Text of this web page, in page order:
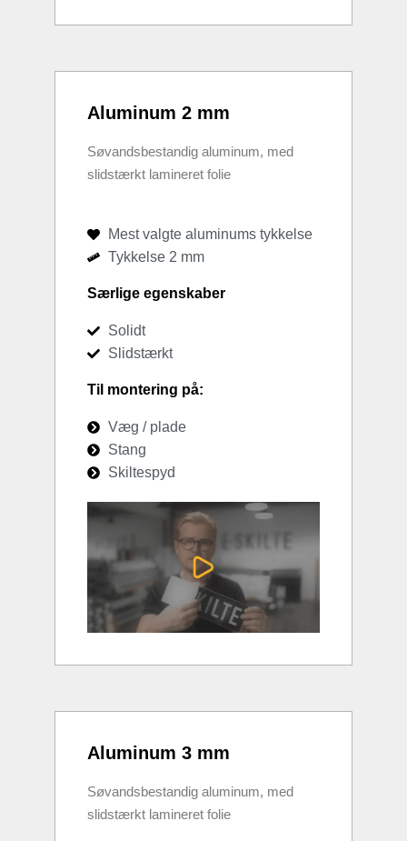
Aluminum 2 mm
Søvandsbestandig aluminum, med
slidstærkt lamineret folie
Mest valgte aluminums tykkelse
Tykkelse 2 mm
Særlige egenskaber
Solidt
Slidstærkt
Til montering på:
Væg / plade
Stang
Skiltespyd
Aluminum 3 mm
Søvandsbestandig aluminum, med
slidstærkt lamineret folie